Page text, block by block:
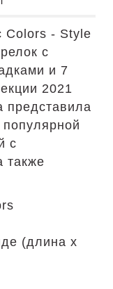
Colors - Style
с
и 7
2021
представила
с
также
(длина х